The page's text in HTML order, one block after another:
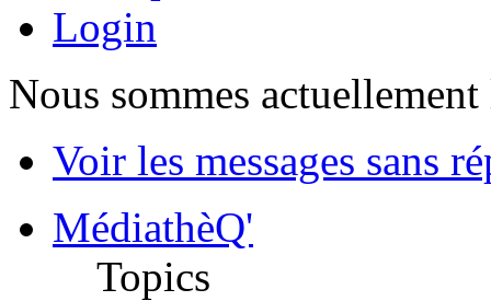
Login
Nous sommes
Voir les messages sans
MédiathèQ'
Topics